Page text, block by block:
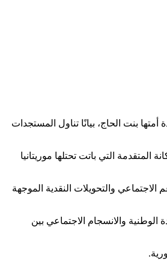
بنت الحاج، بيانًا تناول المستجدات
التي باتت تحتلها موريتانيا
والتحويلات النقدية الموجهة
والانسجام الاجتماعي بين